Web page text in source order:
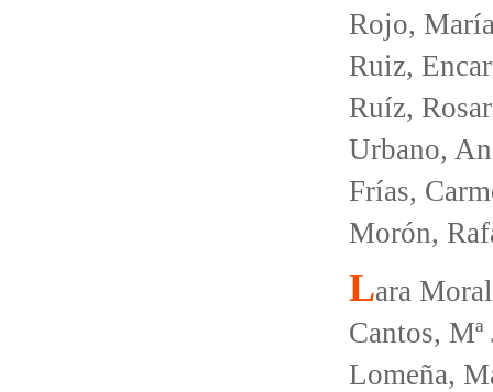
Rojo,
Ruiz,
Ruíz,
Urbano,
Frías,
Morón,
Lara
Cantos,
Lomeña,